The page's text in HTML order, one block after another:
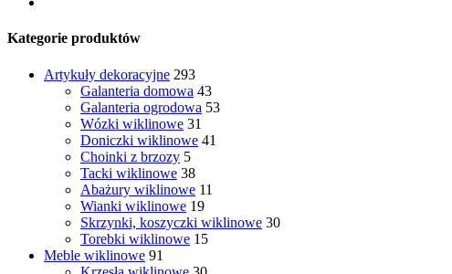
Kategorie produktów
Artykuły dekoracyjne 293
Galanteria domowa 43
Galanteria ogrodowa 53
Wózki wiklinowe 31
Doniczki wiklinowe 41
Choinki z brzozy 5
Tacki wiklinowe 38
Abażury wiklinowe 11
Wianki wiklinowe 19
Skrzynki, koszyczki wiklinowe 30
Torebki wiklinowe 15
Meble wiklinowe 91